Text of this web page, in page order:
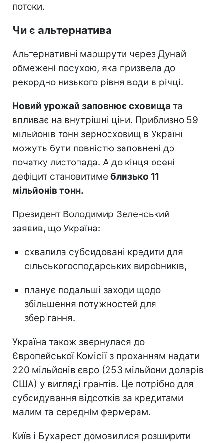
потоки.
Чи є альтернатива
Альтернативні маршрути через Дунай
обмежені посухою, яка призвела до
рекордно низького рівня води в річці.
Новий урожай заповнює сховища та
впливає на внутрішні ціни. Приблизно 59
мільйонів тонн зерносховищ в Україні
можуть бути повністю заповнені до
початку листопада. А до кінця осені
дефіцит становитиме близько 11
мільйонів тонн.
Президент Володимир Зеленський
заявив, що Україна:
схвалила субсидовані кредити для
сільськогосподарських виробників,
планує подальші заходи щодо
збільшення потужностей для
зберігання.
Україна також звернулася до
Європейської Комісії з проханням надати
220 мільйонів євро (253 мільйони доларів
США) у вигляді грантів. Це потрібно для
субсидування відсотків за кредитами
малим та середнім фермерам.
Київ і Бухарест домовилися розширити